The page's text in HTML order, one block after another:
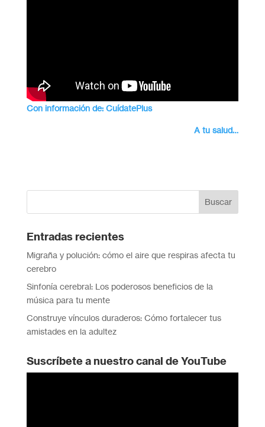
Con información de: CuídatePlus
A tu salud…
Entradas recientes
Migraña y polución: cómo el aire que respiras afecta tu
cerebro
Sinfonía cerebral: Los poderosos beneficios de la
música para tu mente
Construye vínculos duraderos: Cómo fortalecer tus
amistades en la adultez
Suscríbete a nuestro canal de YouTube